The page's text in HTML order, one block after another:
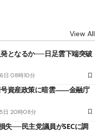
View All
となるか──日足雲下端突破
08時10分
号資産政策に暗雲――金融庁
日 20時08分
失──民主党議員がSECに調